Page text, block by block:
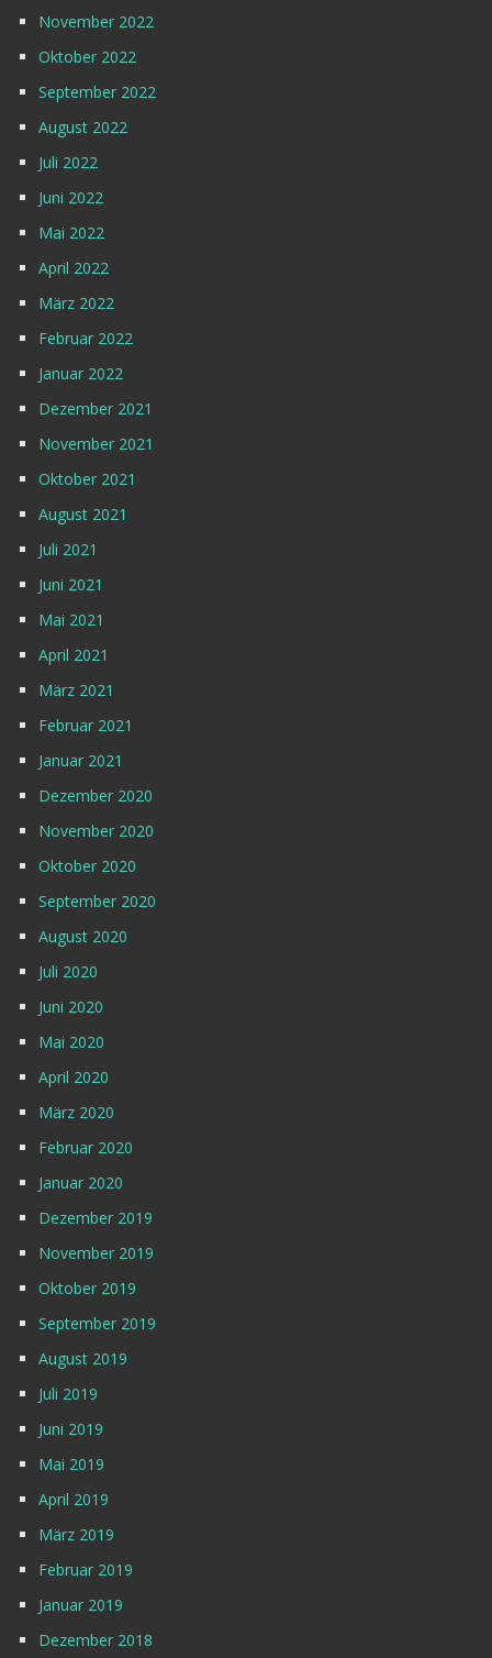
November 2022
Oktober 2022
September 2022
August 2022
Juli 2022
Juni 2022
Mai 2022
April 2022
März 2022
Februar 2022
Januar 2022
Dezember 2021
November 2021
Oktober 2021
August 2021
Juli 2021
Juni 2021
Mai 2021
April 2021
März 2021
Februar 2021
Januar 2021
Dezember 2020
November 2020
Oktober 2020
September 2020
August 2020
Juli 2020
Juni 2020
Mai 2020
April 2020
März 2020
Februar 2020
Januar 2020
Dezember 2019
November 2019
Oktober 2019
September 2019
August 2019
Juli 2019
Juni 2019
Mai 2019
April 2019
März 2019
Februar 2019
Januar 2019
Dezember 2018